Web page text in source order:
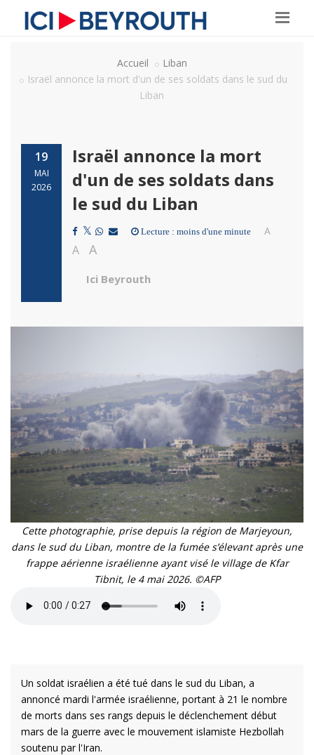
Accueil
Liban
Israël annonce la mort d'un de ses soldats dans le sud du
Liban
19
MAI
2026
Israël annonce la mort
d'un de ses soldats dans
le sud du Liban
Lecture : moins d'une minute A
A A
Ici Beyrouth
Cette photographie, prise depuis la région de Marjeyoun,
dans le sud du Liban, montre de la fumée s’élevant après une
frappe aérienne israélienne ayant visé le village de Kfar
Tibnit, le 4 mai 2026. ©AFP
Un soldat israélien a été tué dans le sud du Liban, a
annoncé mardi l'armée israélienne, portant à 21 le nombre
de morts dans ses rangs depuis le déclenchement début
mars de la guerre avec le mouvement islamiste Hezbollah
soutenu par l'Iran.